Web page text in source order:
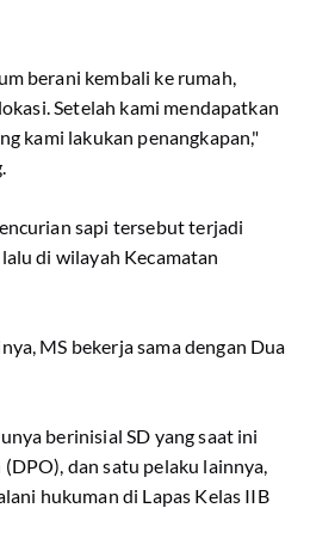
berani kembali ke rumah,
Setelah kami mendapatkan
kami lakukan penangkapan,"
sapi tersebut terjadi
di wilayah Kecamatan
MS bekerja sama dengan Dua
berinisial SD yang saat ini
dan satu pelaku lainnya,
hukuman di Lapas Kelas IIB